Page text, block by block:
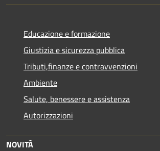
Educazione e formazione
Giustizia e sicurezza pubblica
Tributi,finanze e contravvenzioni
Ambiente
Salute, benessere e assistenza
Autorizzazioni
NOVITÀ